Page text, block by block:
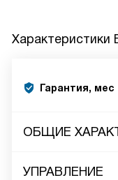
Характеристики
Гарантия, мес
ОБЩИЕ
УПРАВЛЕНИЕ